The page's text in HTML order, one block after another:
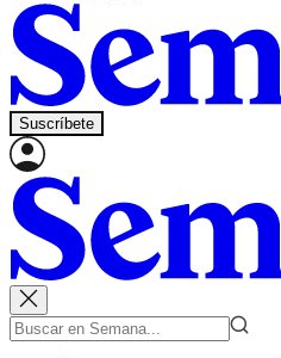
Suscríbete